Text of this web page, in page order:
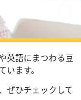
英語にまつわる豆
ます。
ぜひチェックして